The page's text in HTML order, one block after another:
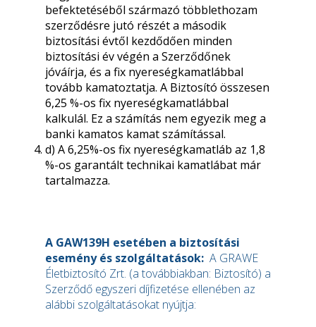
befektetéséből származó többlethozam
szerződésre jutó részét a második
biztosítási évtől kezdődően minden
biztosítási év végén a Szerződőnek
jóváírja, és a fix nyereségkamatlábbal
tovább kamatoztatja. A Biztosító összesen
6,25 %-os fix nyereségkamatlábbal
kalkulál. Ez a számítás nem egyezik meg a
banki kamatos kamat számítással.
d) A 6,25%-os fix nyereségkamatláb az 1,8
%-os garantált technikai kamatlábat már
tartalmazza.
A GAW139H esetében a biztosítási
esemény és szolgáltatások: A GRAWE
Életbiztosító Zrt. (a továbbiakban: Biztosító) a
Szerződő egyszeri díjfizetése ellenében az
alábbi szolgáltatásokat nyújtja: